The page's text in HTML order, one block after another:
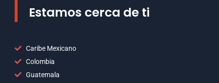
Estamos cerca de ti
Caribe Mexicano
Colombia
Guatemala